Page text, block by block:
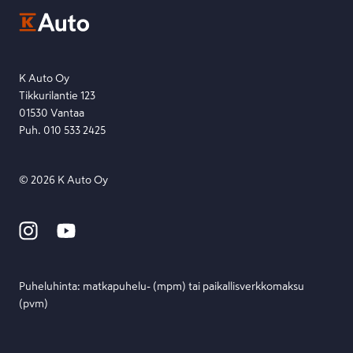
Etsi toimipiste
K Auto Oy
Tikkurilantie 123
01530 Vantaa
Puh. 010 533 2425
© 2026 K Auto Oy
Puheluhinta: matka­puhelu- (mpm) tai paikallis­verkko­maksu
(pvm)